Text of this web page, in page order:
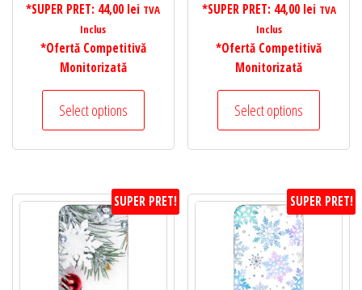
*SUPER PRET: 44,00 lei TVA
Inclus
*Ofertă Competitivă
Monitorizată
Select options
*SUPER PRET: 44,00 lei TVA
Inclus
*Ofertă Competitivă
Monitorizată
Select options
SUPER PRET! SUPER PRET!